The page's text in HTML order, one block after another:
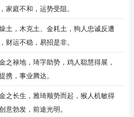
家庭不和，运势受阻。
土，木克土、金耗土，狗人忠诚反遭
财运不稳，易招是非。
之禄地，琦字助势，鸡人聪慧得展，
携，事业腾达。
之长生，雅琦顺势而起，猴人机敏得
意勃发，前途光明。